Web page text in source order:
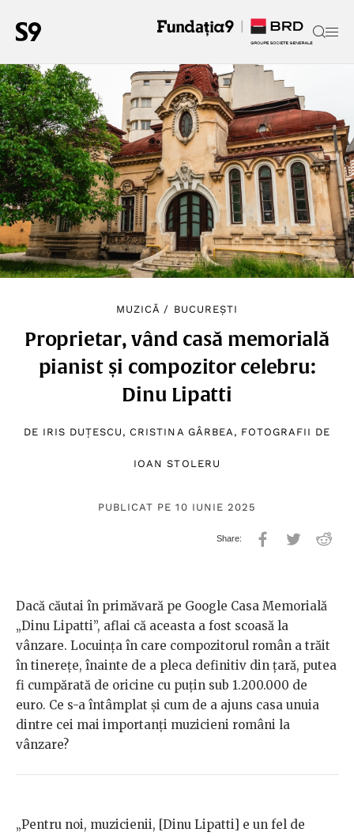
MUZICĂ / BUCUREȘTI
Proprietar, vând casă memorială
pianist și compozitor celebru:
Dinu Lipatti
DE IRIS DUȚESCU , CRISTINA GÂRBEA , FOTOGRAFII DE
IOAN STOLERU
PUBLICAT PE 10 IUNIE 2025
Dacă căutai în primăvară pe Google Casa Memorială
„Dinu Lipatti”, aflai că aceasta a fost scoasă la
vânzare. Locuința în care compozitorul român a trăit
în tinerețe, înainte de a pleca definitiv din țară, putea
fi cumpărată de oricine cu puțin sub 1.200.000 de
euro. Ce s-a întâmplat și cum de a ajuns casa unuia
dintre cei mai importanți muzicieni români la
vânzare?
„Pentru noi, muzicienii, [Dinu Lipatti] e un fel de